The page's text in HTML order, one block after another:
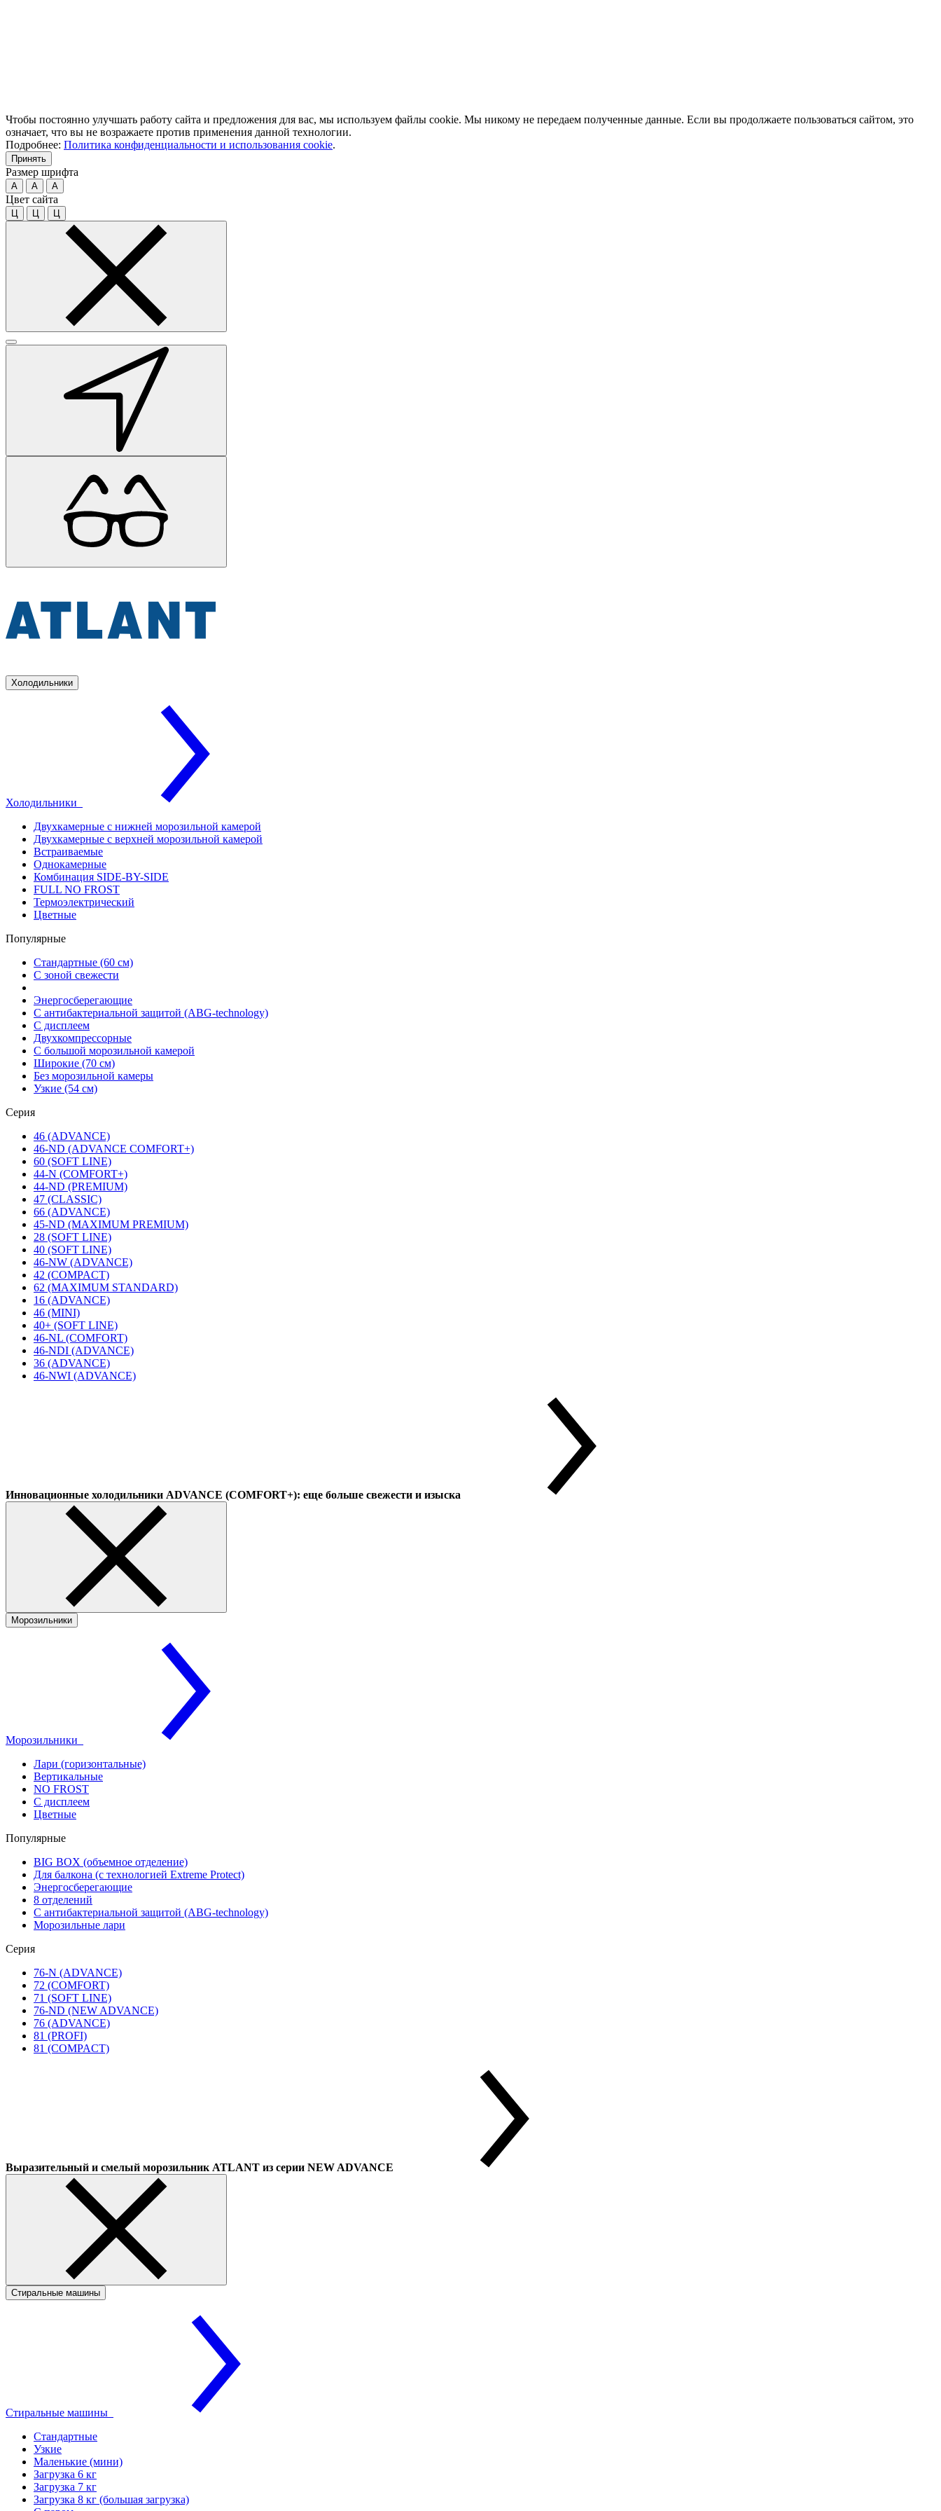
Чтобы постоянно улучшать работу сайта и предложения для вас, мы используем файлы cookie. Мы никому не передаем полученные данные. Если вы продолжаете пользоваться сайтом, это
означает, что вы не возражаете против применения данной технологии.
Подробнее: Политика конфиденциальности и использования cookie.
Принять
Размер шрифта
A A A
Цвет сайта
Ц Ц Ц
Холодильники
Холодильники
Двухкамерные с нижней морозильной камерой
Двухкамерные с верхней морозильной камерой
Встраиваемые
Однокамерные
Комбинация SIDE-BY-SIDE
FULL NO FROST
Термоэлектрический
Цветные
Популярные
Стандартные (60 см)
С зоной свежести
Энергосберегающие
С антибактериальной защитой (ABG-technology)
С дисплеем
Двухкомпрессорные
С большой морозильной камерой
Широкие (70 см)
Без морозильной камеры
Узкие (54 см)
Серия
46 (ADVANCE)
46-ND (ADVANCE COMFORT+)
60 (SOFT LINE)
44-N (COMFORT+)
44-ND (PREMIUM)
47 (CLASSIC)
66 (ADVANCE)
45-ND (MAXIMUM PREMIUM)
28 (SOFT LINE)
40 (SOFT LINE)
46-NW (ADVANCE)
42 (COMPACT)
62 (MAXIMUM STANDARD)
16 (ADVANCE)
46 (MINI)
40+ (SOFT LINE)
46-NL (COMFORT)
46-NDI (ADVANCE)
36 (ADVANCE)
46-NWI (ADVANCE)
Инновационные холодильники ADVANCE (COMFORT+): еще больше свежести и изыска
Морозильники
Морозильники
Лари (горизонтальные)
Вертикальные
NO FROST
С дисплеем
Цветные
Популярные
BIG BOX (объемное отделение)
Для балкона (с технологией Extreme Protect)
Энергосберегающие
8 отделений
С антибактериальной защитой (ABG-technology)
Морозильные лари
Серия
76-N (ADVANCE)
72 (COMFORT)
71 (SOFT LINE)
76-ND (NEW ADVANCE)
76 (ADVANCE)
81 (PROFI)
81 (COMPACT)
Выразительный и смелый морозильник ATLANT из серии NEW ADVANCE
Стиральные машины
Стиральные машины
Стандартные
Узкие
Маленькие (мини)
Загрузка 6 кг
Загрузка 7 кг
Загрузка 8 кг (большая загрузка)